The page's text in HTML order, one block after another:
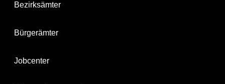
Bezirksämter
Bürgerämter
Jobcenter